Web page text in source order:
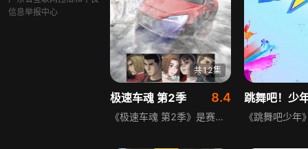
信息举报中心
共12集
极速车魂 第2季 8.4
《极速车魂 第2季》是赛车竞技动画，设定在电动车普及的近未来，日本举办的仅用内燃引擎车的MFG赛车运动人气高涨。英国来的片桐夏向继承公路最快传说教诲，以丰田86GT挑战保时捷、法拉利等高性能车对手，新的公路最快传说即将诞生。
跳舞吧！少